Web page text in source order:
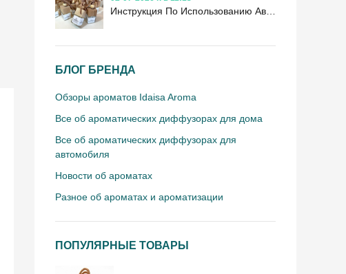
БЛОГ БРЕНДА
Обзоры ароматов Idaisa Aroma
Все об ароматических диффузорах для дома
Все об ароматических диффузорах для
автомобиля
Новости об ароматах
Разное об ароматах и ароматизации
ПОПУЛЯРНЫЕ ТОВАРЫ